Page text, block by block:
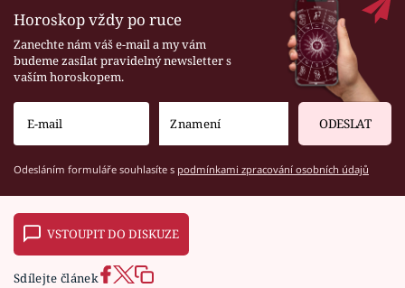
Horoskop vždy po ruce
Zanechte nám váš e-mail a my vám
budeme zasílat pravidelný newsletter s
vaším horoskopem.
ODESLAT
Odesláním formuláře souhlasíte s podmínkami zpracování osobních údajů
VSTOUPIT DO DISKUZE
Sdílejte článek